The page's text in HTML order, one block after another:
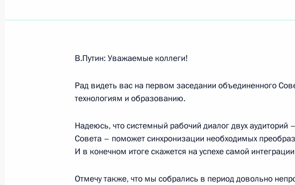
Интервью украинским телеканалам «УТ-1», «Интер»
Выступление на заседании Совета по науке,
В.Путин: Уважаемые коллеги!
Рад видеть вас на первом заседании объединенного
технологиям и образованию.
Надеюсь, что системный рабочий диалог двух аудиторий
Совета – поможет синхронизации необходимых
И в конечном итоге скажется на успехе самой
Отмечу также, что мы собрались в период довольно